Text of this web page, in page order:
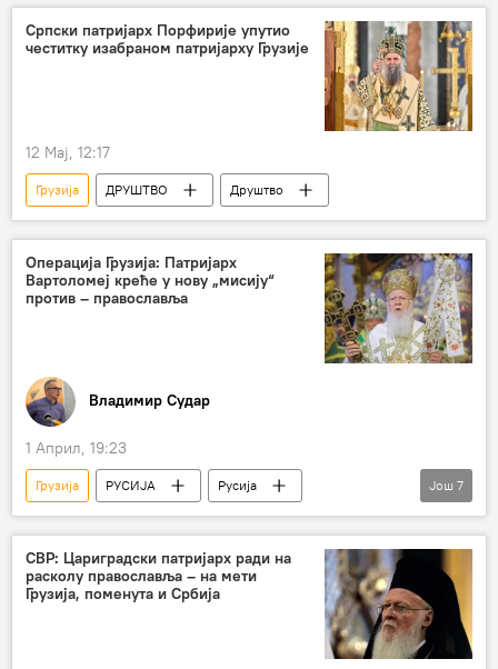
Српски патријарх Порфирије упутио
честитку изабраном патријарху Грузије
12 Мај, 12:17
Грузија ДРУШТВО Друштво
Операција Грузија: Патријарх
Вартоломеј креће у нову „мисију“
против – православља
Владимир Судар
1 Април, 19:23
Грузија РУСИЈА
Русија
Русија – политика
Цариградска патријаршија
Вартоломеј
православна црква
Још 7
СВР: Цариградски патријарх ради на
расколу православља – на мети
Грузија, поменута и Србија